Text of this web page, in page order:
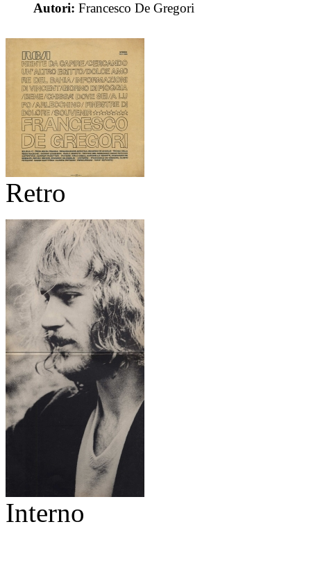
Autori: Francesco De Gregori
Retro
Interno